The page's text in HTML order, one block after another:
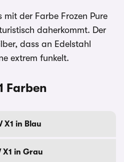
der Farbe Frozen Pure
daherkommt. Der
dass an Edelstahl
extrem funkelt.
Farben
X1 in Blau
X1 in Grau